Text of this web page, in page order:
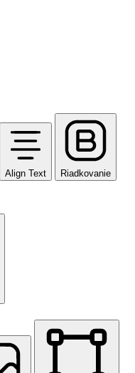
Align Text Riadkovanie